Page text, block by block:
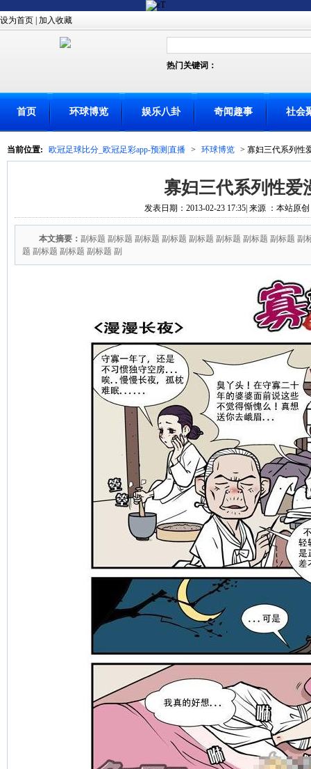
设为首页 加入收藏
热门关键词：
首页 环球博览 娱乐八卦 奇闻趣事 社会
当前位置: 欧冠足球比分_欧冠足彩app-预测|直播 > 环球博览 > 寡妇三代系列性
寡妇三代系列性爱
发表日期：2013-02-23 17:35| 来源 ：本站原
本文摘要： 副标题 副标题 副标题 副标题 副标题 副标题 副标题 副标题 副
题 副标题 副标题 副标题 副